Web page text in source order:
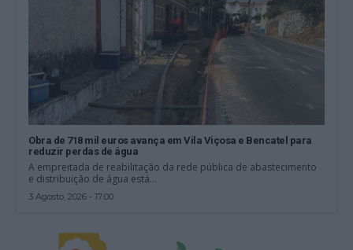
Obra de 718 mil euros avança em Vila Viçosa e Bencatel para
reduzir perdas de água
A empreitada de reabilitação da rede pública de abastecimento
e distribuição de água está...
3 Agosto, 2026 - 17:00